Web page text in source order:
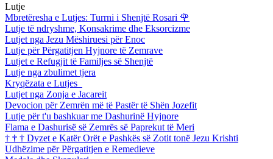
Lutje
Mbretëresha e Lutjes: Turrni i Shenjtë Rosari 🌹
Lutje të ndryshme, Konsakrime dhe Eksorcizme
Lutjet nga Jezu Mëshiruesi për Enoc
Lutje për Përgatitjen Hyjnore të Zemrave
Lutjet e Refugjit të Familjes së Shenjtë
Lutje nga zbulimet tjera
Kryqëzata e Lutjes
Lutjet nga Zonja e Jacareit
Devocion për Zemrën më të Pastër të Shën Jozefit
Lutje për t'u bashkuar me Dashurinë Hyjnore
Flama e Dashurisë së Zemrës së Paprekut të Meri
† † † Dyzet e Katër Orët e Pashkës së Zotit tonë Jezu Krishti
Udhëzime për Përgatitjen e Remedieve